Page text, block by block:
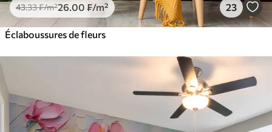
43.33₣/m²26 .00 ₣/m² 23
Éclaboussures de fleurs